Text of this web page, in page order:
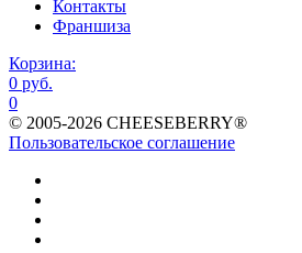
Контакты
Франшиза
Корзина:
0 руб.
0
© 2005-2026 CHEESEBERRY®
Пользовательское соглашение